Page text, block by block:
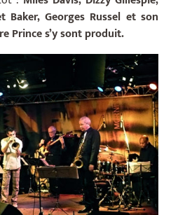
Baker, Georges Russel et son
Prince s’y sont produit.